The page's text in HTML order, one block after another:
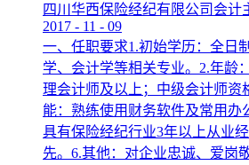
四川华西保险经纪有限公司会计
2017 - 11 - 09
一、任职要求1.初始学历：全日
学、会计学等相关专业。2.年龄
理会计师及以上；中级会计师资
能：熟练使用财务软件及常用办
具有保险经纪行业3年以上从业
先。6.其他：对企业忠诚、爱岗